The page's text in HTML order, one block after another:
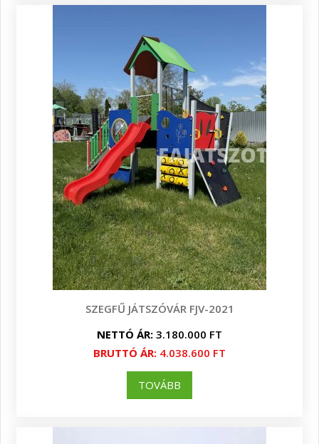
SZEGFŰ JÁTSZÓVÁR FJV-2021
NETTÓ ÁR: 3.180.000 FT
BRUTTÓ ÁR: 4.038.600 FT
TOVÁBB